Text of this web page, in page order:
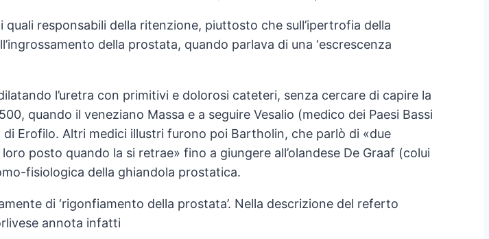
responsabili della ritenzione, piuttosto che sull’ipertrofia della
della prostata, quando parlava di una ‘escrescenza
l’uretra con primitivi e dolorosi cateteri, senza cercare di capire la
quando il veneziano Massa e a seguire Vesalio (medico dei Paesi Bassi
Erofilo. Altri medici illustri furono poi Bartholin, che parlò di «due
posto quando la si retrae» fino a giungere all’olandese De Graaf (colui
fisiologica della ghiandola prostatica.
di ‘rigonfiamento della prostata’. Nella descrizione del referto
annota infatti